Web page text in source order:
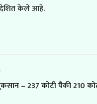
केले आहे.
– 237 कोटी पैकी 210